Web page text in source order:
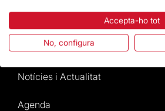
Normativa i condicions de compra
Notícies i Actualitat
Agenda
Accepta-ho tot
No, configura